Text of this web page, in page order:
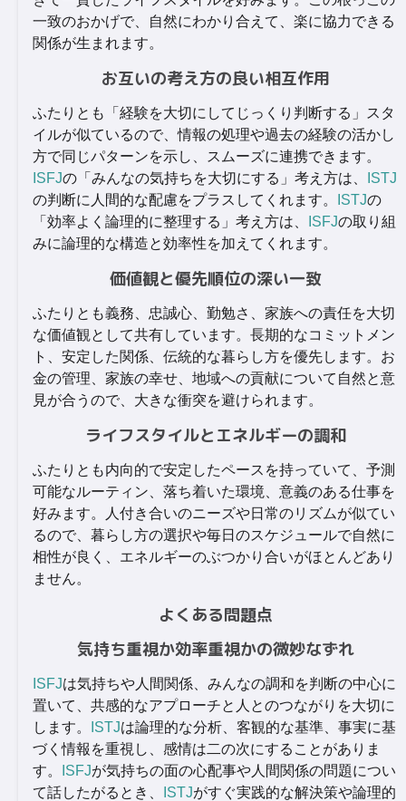
一致のおかげで、自然にわかり合えて、楽に協力できる
関係が生まれます。
お互いの考え方の良い相互作用
ふたりとも「経験を大切にしてじっくり判断する」スタ
イルが似ているので、情報の処理や過去の経験の活かし
方で同じパターンを示し、スムーズに連携できます。
ISFJの「みんなの気持ちを大切にする」考え方は、
ISTJ
の判断に人間的な配慮をプラスしてくれます。
ISTJの
「効率よく論理的に整理する」考え方は、
ISFJの取り組
みに論理的な構造と効率性を加えてくれます。
価値観と優先順位の深い一致
ふたりとも義務、忠誠心、勤勉さ、家族への責任を大切
な価値観として共有しています。長期的なコミットメン
ト、安定した関係、伝統的な暮らし方を優先します。お
金の管理、家族の幸せ、地域への貢献について自然と意
見が合うので、大きな衝突を避けられます。
ライフスタイルとエネルギーの調和
ふたりとも内向的で安定したペースを持っていて、予測
可能なルーティン、落ち着いた環境、意義のある仕事を
好みます。人付き合いのニーズや日常のリズムが似てい
るので、暮らし方の選択や毎日のスケジュールで自然に
相性が良く、エネルギーのぶつかり合いがほとんどあり
ません。
よくある問題点
気持ち重視か効率重視かの微妙なずれ
ISFJは気持ちや人間関係、みんなの調和を判断の中心に
置いて、共感的なアプローチと人とのつながりを大切に
します。
ISTJは論理的な分析、客観的な基準、事実に基
づく情報を重視し、感情は二の次にすることがありま
す。
ISFJが気持ちの面の心配事や人間関係の問題につい
て話したがるとき、
ISTJがすぐ実践的な解決策や論理的